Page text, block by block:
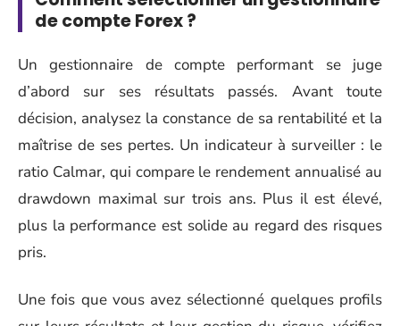
de compte Forex ?
Un gestionnaire de compte performant se juge
d’abord sur ses résultats passés. Avant toute
décision, analysez la constance de sa rentabilité et la
maîtrise de ses pertes. Un indicateur à surveiller : le
ratio Calmar, qui compare le rendement annualisé au
drawdown maximal sur trois ans. Plus il est élevé,
plus la performance est solide au regard des risques
pris.
Une fois que vous avez sélectionné quelques profils